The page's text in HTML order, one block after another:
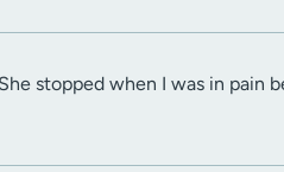
stopped when I was in